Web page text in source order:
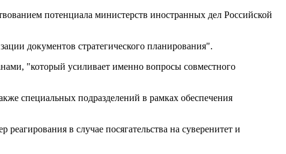
потенциала министерств иностранных дел Российской
документов стратегического планирования".
"который усиливает именно вопросы совместного
специальных подразделений в рамках обеспечения
в случае посягательства на суверенитет и